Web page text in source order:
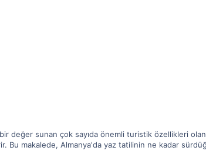
değer sunan çok sayıda önemli turistik özellikleri
Bu makalede, Almanya'da yaz tatilinin ne kadar